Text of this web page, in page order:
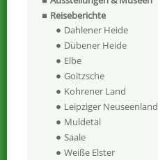
Reiseberichte
Dahlener Heide
Dübener Heide
Elbe
Goitzsche
Kohrener Land
Leipziger Neuseenland
Muldetal
Saale
Weiße Elster